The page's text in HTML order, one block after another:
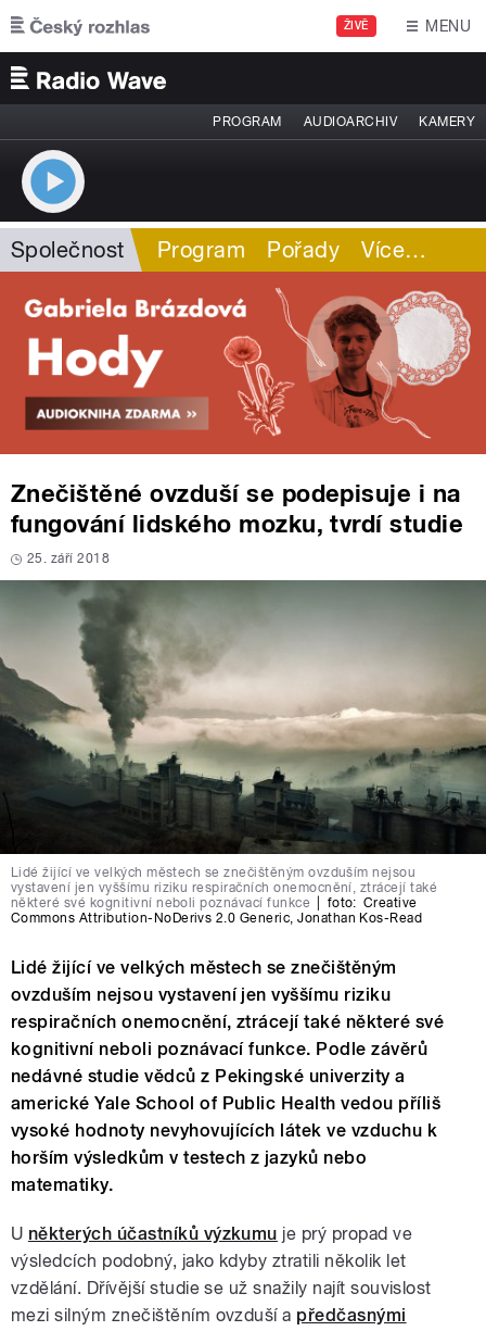
Přejít k hlavnímu obsahu
ŽIVĚ MENU
PROGRAM AUDIOARCHIV KAMERY
Společnost Program Pořady Více…
Znečištěné ovzduší se podepisuje i na
fungování lidského mozku, tvrdí studie
25. září 2018
Lidé žijící ve velkých městech se znečištěným ovzduším nejsou
vystavení jen vyššímu riziku respiračních onemocnění, ztrácejí také
některé své kognitivní neboli poznávací funkce
foto: Creative
Commons Attribution-NoDerivs 2.0 Generic,Jonathan Kos-Read
Lidé žijící ve velkých městech se znečištěným
ovzduším nejsou vystavení jen vyššímu riziku
respiračních onemocnění, ztrácejí také některé své
kognitivní neboli poznávací funkce. Podle závěrů
nedávné studie vědců z Pekingské univerzity a
americké Yale School of Public Health vedou příliš
vysoké hodnoty nevyhovujících látek ve vzduchu k
horším výsledkům v testech z jazyků nebo
matematiky.
U některých účastníků výzkumu je prý propad ve
výsledcích podobný, jako kdyby ztratili několik let
vzdělání. Dřívější studie se už snažily najít souvislost
mezi silným znečištěním ovzduší a předčasnými